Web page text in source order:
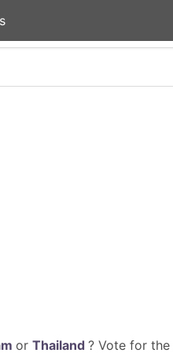
or Thailand ? Vote for the